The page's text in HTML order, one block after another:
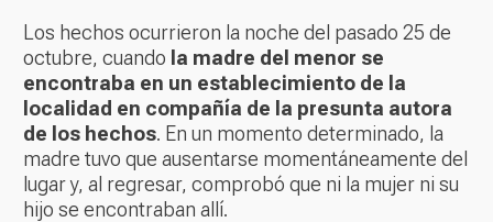
Los hechos ocurrieron la noche del pasado 25 de
octubre, cuando la madre del menor se
encontraba en un establecimiento de la
localidad en compañía de la presunta autora
de los hechos. En un momento determinado, la
madre tuvo que ausentarse momentáneamente del
lugar y, al regresar, comprobó que ni la mujer ni su
hijo se encontraban allí.